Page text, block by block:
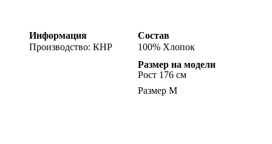
Информация
Производство: КНР
Состав
100% Хлопок
Размер на модели
Рост 176 см
Размер M